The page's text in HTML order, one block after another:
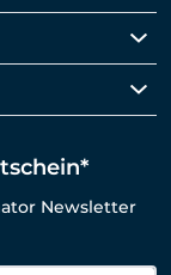
Newsletter